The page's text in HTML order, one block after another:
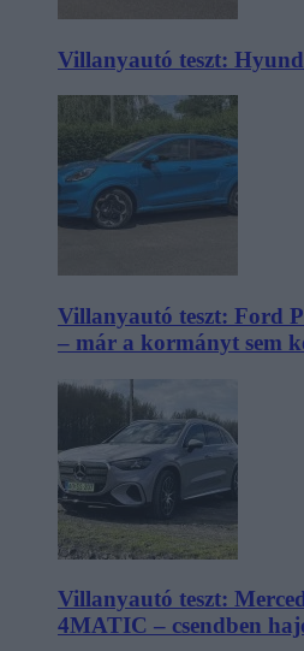
Villanyautó teszt:
Villanyautó teszt: Ford
– már a kormányt sem
Villanyautó teszt:
4MATIC – csendben